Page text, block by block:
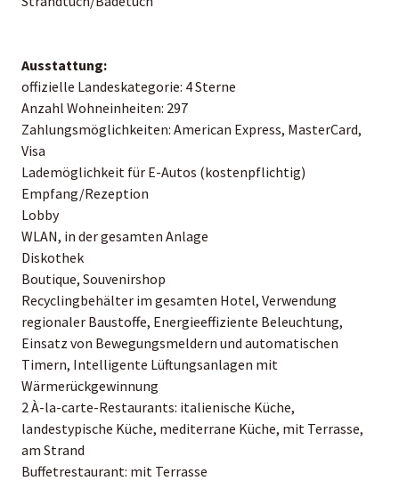
Ausstattung:
offizielle Landeskategorie: 4 Sterne
Anzahl Wohneinheiten: 297
Zahlungsmöglichkeiten: American Express, MasterCard,
Visa
Lademöglichkeit für E-Autos (kostenpflichtig)
Empfang/Rezeption
Lobby
WLAN, in der gesamten Anlage
Diskothek
Boutique, Souvenirshop
Recyclingbehälter im gesamten Hotel, Verwendung
regionaler Baustoffe, Energieeffiziente Beleuchtung,
Einsatz von Bewegungsmeldern und automatischen
Timern, Intelligente Lüftungsanlagen mit
Wärmerückgewinnung
2 À-la-carte-Restaurants: italienische Küche,
landestypische Küche, mediterrane Küche, mit Terrasse,
am Strand
Buffetrestaurant: mit Terrasse